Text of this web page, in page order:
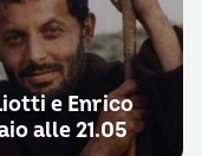
e Enrico
alle 21.05